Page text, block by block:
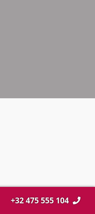
+32 475 555 104